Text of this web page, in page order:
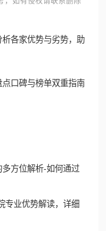
各家优势与劣势，助
口碑与榜单双重指南
方位解析-如何通过
专业优势解读，详细